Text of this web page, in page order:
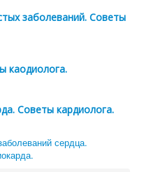
заболеваний. Советы
каодиолога.
Советы кардиолога.
сердца.